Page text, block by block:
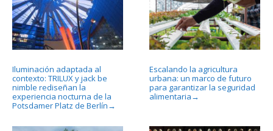
Iluminación adaptada al
contexto: TRILUX y jack be
nimble rediseñan la
experiencia nocturna de la
Potsdamer Platz de Berlín →
Escalando la agricultura
urbana: un marco de futuro
para garantizar la seguridad
alimentaria →